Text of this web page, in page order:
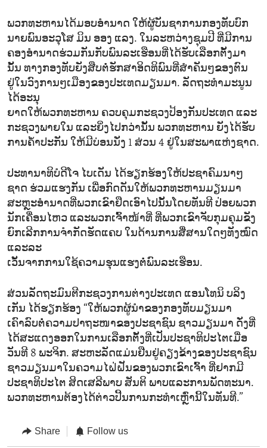
ພວກທະຫານໄດ້ມອບອຳນາດ ໃຫ້ຜູ້ບັນຊາການກອງທັບບົກ
ນາຍພົນອະວຸໂສ ມິນ ອອງ ແລງ. ໃນລະຫວ່າງຊຸມປີ ທີ່ມີການ
ຄອງອຳນາດຮ່ວມກັນກັບພົນລະເຮືອນທີ່ໄດ້ຮັບເລືອກຕັ້ງມາ
ນັ້ນ ທາງກອງທັບຍັງສືບຕໍ່ຮັກສາອິດທິພົນທີ່ສຳຄັນໆຂອງຕົນ
ຢູ່ໃນວົງການໆເມືອງຂອງປະເທດມຽນມາ. ລັດຖະທຳມະນູນ
ໄດ້ອະນຸ
ຍາດໃຫ້ພວກທະຫານ ຄວບຄຸມກະຊວງປ້ອງກັນປະເທດ ແລະ
ກະຊວງພາຍໃນ ແລະຍິ່ງໄປກວ່ານັ້ນ ພວກທະຫານ ຍັງໄດ້ຮັບ
ການຄ້ຳປະກັນ ໃຫ້ມີບ່ອນນັ່ງ 1 ສ່ວນ 4 ຢູ່ໃນສະພາແຫ່ງຊາດ.
ປະທານາທິບໍດີໂຈ ໄບເດັນ ໄດ້ຮຽກຮ້ອງໃຫ້ປະຊາຄົມນາໆ
ຊາດ ຮ່ວມແຮງກັນ ເພື່ອກົດດັນໃຫ້ພວກທະຫານມຽນມາ
ສະຫຼະອຳນາດທີ່ພວກເຂົາຢຶດເອົາໄປນັ້ນໂດຍທັນທີ ປ່ອຍພວກ
ນັກເຄື່ອນໄຫວ ແລະພວກເຈົ້າໜ້າທີ່ ທີ່ພວກເຂົາຈັບກຸມຄຸມຂັງ
ຍົກເລີກການຈຳກັດຮັດແຄບ ໃນດ້ານການສື່ສານໃດໆທັງໝົດ
ແລະລະ
ເວັ້ນຈາກການໃຊ້ຄວາມຮຸນແຮງຕໍ່ພົນລະເຮືອນ.
ສ່ວນລັດຖະມົນຕີກະຊວງການຕ່າງປະເທດ ແອນໂທນິ ບລິງ
ເກັນ ໄດ້ຮຽກຮ້ອງ “ໃຫ້ພວກຜູ້ນຳຂອງກອງທັບມຽນມາ
ເຄົາລົບຕໍ່ຄວາມປາຖະໜາຂອງປະຊາຊົນ ຊາວມຽນມາ ດັ່ງທີ່
ໄດ້ສະແດງອອກໃນການເລືອກຕັ້ງທີ່ເປັນປະຊາທິປະໄຕເມື່ອ
ວັນທີ 8 ພະຈິກ. ສະຫະລັດແມ່ນຢືນຢູ່ຄຽງຂ້າງຂອງປະຊາຊົນ
ຊາວມຽນມາໃນຄວາມໄຝ່ຝັນຂອງພວກເຂົາເຈົ້າ ທີ່ຢາກມີ
ປະຊາທິປະໄຕ ສິດເສລີພາບ ສັນຕິ ພາບແລະການພັດທະນາ.
ພວກທະຫານຕ້ອງໄດ້ຕ່າວປີ້ນການກະທຳເຫຼົ່ານີ້ໃນທັນທີ.”
Share Follow us